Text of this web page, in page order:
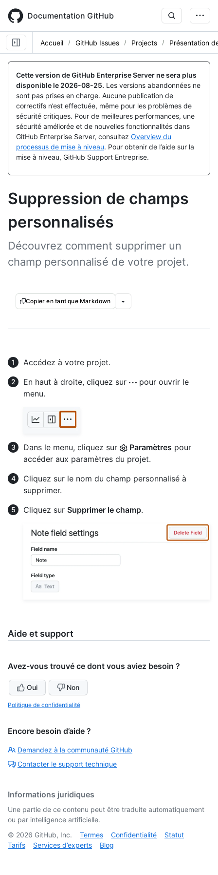
main
content
Documentation GitHub
Accueil GitHub Issues Projects Présentation
Cette version de GitHub Enterprise Server ne sera plus
disponible le 2026-08-25. Les versions abandonnées ne
sont pas prises en charge. Aucune publication de
correctifs n’est effectuée, même pour les problèmes de
sécurité critiques. Pour de meilleures performances, une
sécurité améliorée et de nouvelles fonctionnalités dans
GitHub Enterprise Server, consultez Overview du
processus de mise à niveau. Pour obtenir de l’aide sur la
mise à niveau, GitHub Support Entreprise.
Suppression de champs
personnalisés
Découvrez comment supprimer un
champ personnalisé de votre projet.
Copier en tant que Markdown
Accédez à votre projet.
En haut à droite, cliquez sur
pour ouvrir le
menu.
Dans le menu, cliquez sur Paramètres pour
accéder aux paramètres du projet.
Cliquez sur le nom du champ personnalisé à
supprimer.
Cliquez sur Supprimer le champ.
Aide et support
Avez-vous trouvé ce dont vous aviez besoin ?
Oui Non
Politique de confidentialité
Encore besoin d’aide ?
Demandez à la communauté GitHub
Contacter le support technique
Informations juridiques
Une partie de ce contenu peut être traduite automatiquement
ou par intelligence artificielle.
© 2026 GitHub, Inc. Termes Confidentialité
Statut
Tarifs
Services d’experts Blog